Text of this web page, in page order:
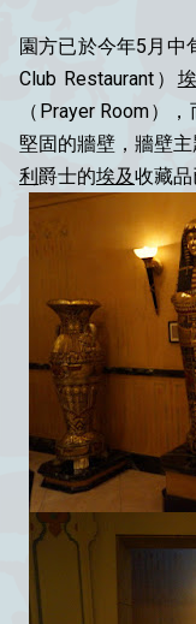
園方已於今年5月中
Club Restaurant）
（Prayer Room）
堅固的牆壁，牆壁
利 爵士的埃及收藏品